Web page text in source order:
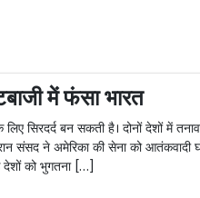
में फंसा भारत
सिरदर्द बन सकती है। दोनों देशों में
संसद ने अमेरिका की सेना को आतंकवादी
देशों को भुगतना […]